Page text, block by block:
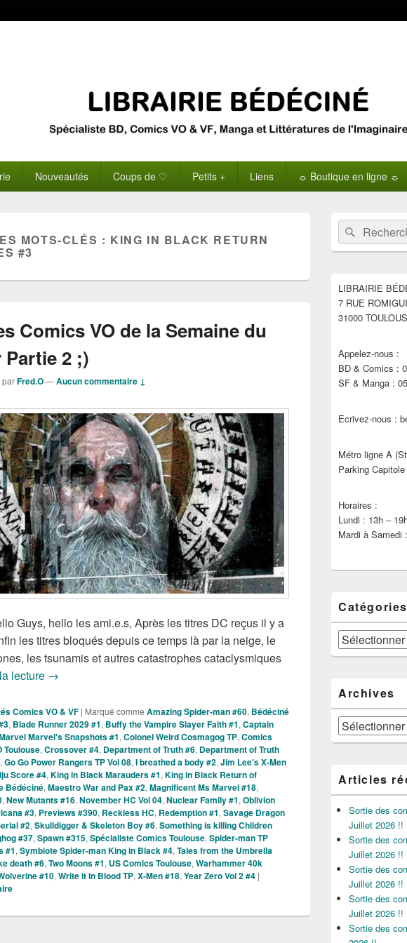
Nouveautés Coups de ♡ Petits + Liens ☼ Boutique en ligne ☼
MOTS-CLÉS : KING IN BLACK RETURN
#3
Comics VO de la Semaine du
Partie 2 ;)
parFred.O—Aucun commentaire ↓
Guys, hello les ami.e.s, Après les titres DC reçus il y a
les titres bloqués depuis ce temps là par la neige, le
les tsunamis et autres catastrophes cataclysmiques
lecture Sorties des Comics VO de la Semaine du 24 Février Partie 2
→
Comics VO & VF | Marqué comme Amazing Spider-man #60, Bédéciné
, Blade Runner 2029 #1, Buffy the Vampire Slayer Faith #1, Captain
Marvel's Snapshots #1, Colonel Weird Cosmagog TP, Comics
Toulouse, Crossover #4, Department of Truth #6, Department of Truth
, Go Go Power Rangers TP Vol 08, I breathed a body #2, Jim Lee's X-Men
Score #4, King in Black Marauders #1, King in Black Return of
Bédéciné, Maestro War and Pax #2, Magnificent Ms Marvel #18,
, New Mutants #16, November HC Vol 04, Nuclear Family #1, Oblivion
#3, Previews #390, Reckless HC, Redemption #1, Savage Dragon
#2, Skulldigger & Skeleton Boy #6, Something is killing Children
#37, Spawn #315, Spécialiste Comics Toulouse, Spider-man TP
#1, Symbiote Spider-man King in Black #4, Tales from the Umbrella
death #6, Two Moons #1, US Comics Toulouse, Warhammer 40k
#10, Write it in Blood TP, X-Men #18, Year Zero Vol 2 #4 |
Zone
principale
de
widget
barre
latérale
Recherche :
LIBRAIRIE
7 RUE
31000
Appelez-nous :
BD & Comics :
SF & Manga :
Ecrivez-nous :
Métro ligne A
Parking Capitole
Horaires :
Lundi : 13h –
Mardi à Samedi
Catégories
Catégories
Archives
Archives
Articles
Sortie des
Juillet 2026 !!
Sortie des
Juillet 2026 !!
Sortie des
Juillet 2026 !!
Sortie des
Juillet 2026 !!
Sortie des